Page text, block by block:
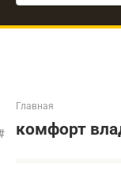
Главная
комфорт